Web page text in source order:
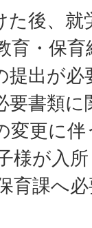
後、就
育・保
提出が
書類に
変更に
様が入
育課へ